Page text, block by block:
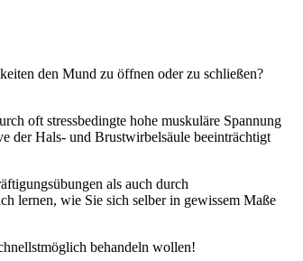
den Mund zu öffnen oder zu schließen?
oft stressbedingte hohe muskuläre Spannung
der Hals- und Brustwirbelsäule beeinträchtigt
als auch durch
lernen, wie Sie sich selber in gewissem Maße
behandeln wollen!